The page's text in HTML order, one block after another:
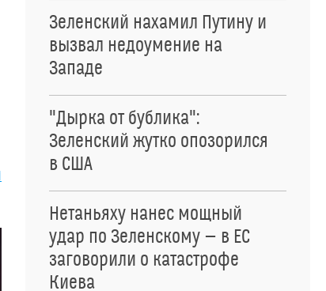
Зеленский нахамил Путину и
вызвал недоумение на
Западе
"Дырка от бублика":
Зеленский жутко опозорился
в США
Нетаньяху нанес мощный
удар по Зеленскому — в ЕС
заговорили о катастрофе
Киева